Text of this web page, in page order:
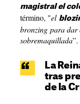
magistral el
término, "el
bronzing para dar
sobremaquillada”.
La
tras
de la